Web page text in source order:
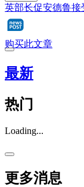
英部长促安德鲁
购买此文章
最新
热门
Loading...
更多消息